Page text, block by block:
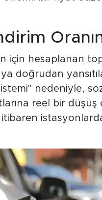
için hesaplanan
doğrudan
nedeniyle,
reel bir düşüş